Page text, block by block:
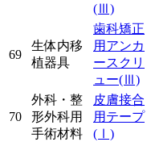
(Ⅲ)
69
生体内移
植器具
歯科矯正
用アンカ
ースクリ
ュー(Ⅲ)
70
外科・整
形外科用
手術材料
皮膚接合
用テープ
(Ⅰ)